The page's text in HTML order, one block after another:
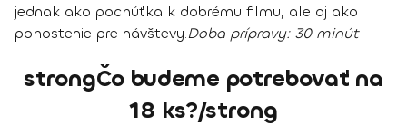
jednak ako pochúťka k dobrému filmu, ale aj ako
pohostenie pre návštevy.Doba prípravy: 30 minút
strongČo budeme potrebovať na
18 ks?/strong